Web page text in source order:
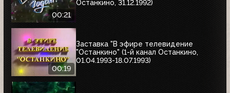
00:21
Останкино, 31.12.1992)
00:19
Заставка "В эфире телевидение
"Останкино" (1-й канал Останкино,
01.04.1993-18.07.1993)